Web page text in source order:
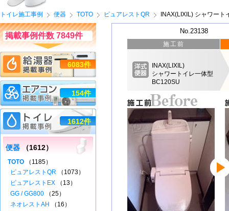
トイレ施工事例 便器 TOTO ピュアレストQR INAX(LIXIL) シャワー
No.23138
施工前
INAX(LIXIL)
シャワートイレ一体型
BC120SU
掲載事例件数 7849件
6083件
154件
1612件
便器 （1612）
TOTO （1185）
ピュアレストQR （1073）
ピュアレストEX （13）
GG / GG800 （25）
ネオレストAH
（16）